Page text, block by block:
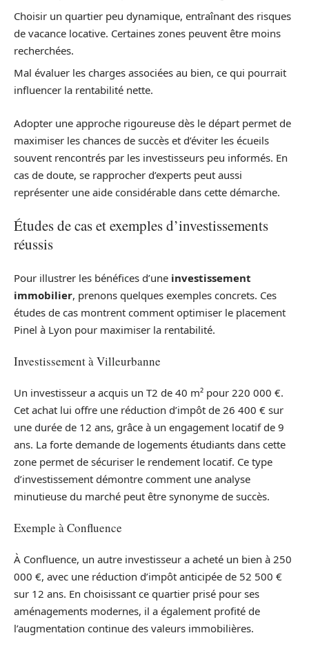
Choisir un quartier peu dynamique, entraînant des risques
de vacance locative. Certaines zones peuvent être moins
recherchées.
Mal évaluer les charges associées au bien, ce qui pourrait
influencer la rentabilité nette.
Adopter une approche rigoureuse dès le départ permet de
maximiser les chances de succès et d’éviter les écueils
souvent rencontrés par les investisseurs peu informés. En
cas de doute, se rapprocher d’experts peut aussi
représenter une aide considérable dans cette démarche.
Études de cas et exemples d’investissements
réussis
Pour illustrer les bénéfices d’une investissement
immobilier, prenons quelques exemples concrets. Ces
études de cas montrent comment optimiser le placement
Pinel à Lyon pour maximiser la rentabilité.
Investissement à Villeurbanne
Un investisseur a acquis un T2 de 40 m² pour 220 000 €.
Cet achat lui offre une réduction d’impôt de 26 400 € sur
une durée de 12 ans, grâce à un engagement locatif de 9
ans. La forte demande de logements étudiants dans cette
zone permet de sécuriser le rendement locatif. Ce type
d’investissement démontre comment une analyse
minutieuse du marché peut être synonyme de succès.
Exemple à Confluence
À Confluence, un autre investisseur a acheté un bien à 250
000 €, avec une réduction d’impôt anticipée de 52 500 €
sur 12 ans. En choisissant ce quartier prisé pour ses
aménagements modernes, il a également profité de
l’augmentation continue des valeurs immobilières.